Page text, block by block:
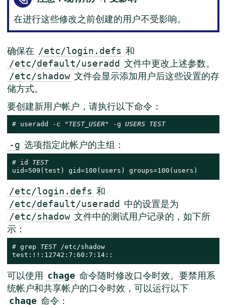
在进行这些修改之前创建的用户不受影响。
确保在 /etc/login.defs 和
/etc/default/useradd 文件中更改上述参数。
/etc/shadow 文件会显示添加用户后这些设置的存
储方式。
要创建新用户帐户，请执行以下命令：
# useradd -c " TEST_USER" -g USERS TEST
-g 选项指定此帐户的主组：
# id TEST
uid=509(test) gid=100(users) groups=100(users)
/etc/login.defs 和
/etc/default/useradd 中的设置是为
/etc/shadow 文件中的测试用户记录的，如下所
示：
# grep TEST /etc/shadow
test:!!:12742:7:60:7:14::
可以使用 chage 命令随时修改口令时效。要禁用系
统帐户和共享帐户的口令时效，可以运行以下
chage 命令：